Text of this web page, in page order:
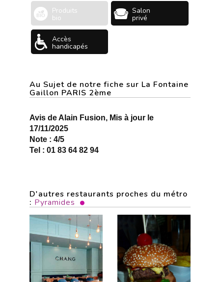
Produits
bio
Salon
privé
Accès
handicapés
Au Sujet de notre fiche sur La Fontaine
Gaillon PARIS 2ème
Avis de Alain Fusion, Mis à jour le
17/11/2025
Note : 4/5
Tel : 01 83 64 82 94
D'autres restaurants proches du métro
: Pyramides